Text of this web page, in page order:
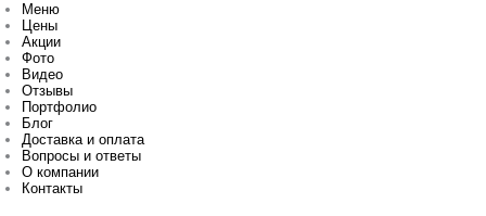
Меню
Цены
Акции
Фото
Видео
Отзывы
Портфолио
Блог
Доставка и оплата
Вопросы и ответы
О компании
Контакты